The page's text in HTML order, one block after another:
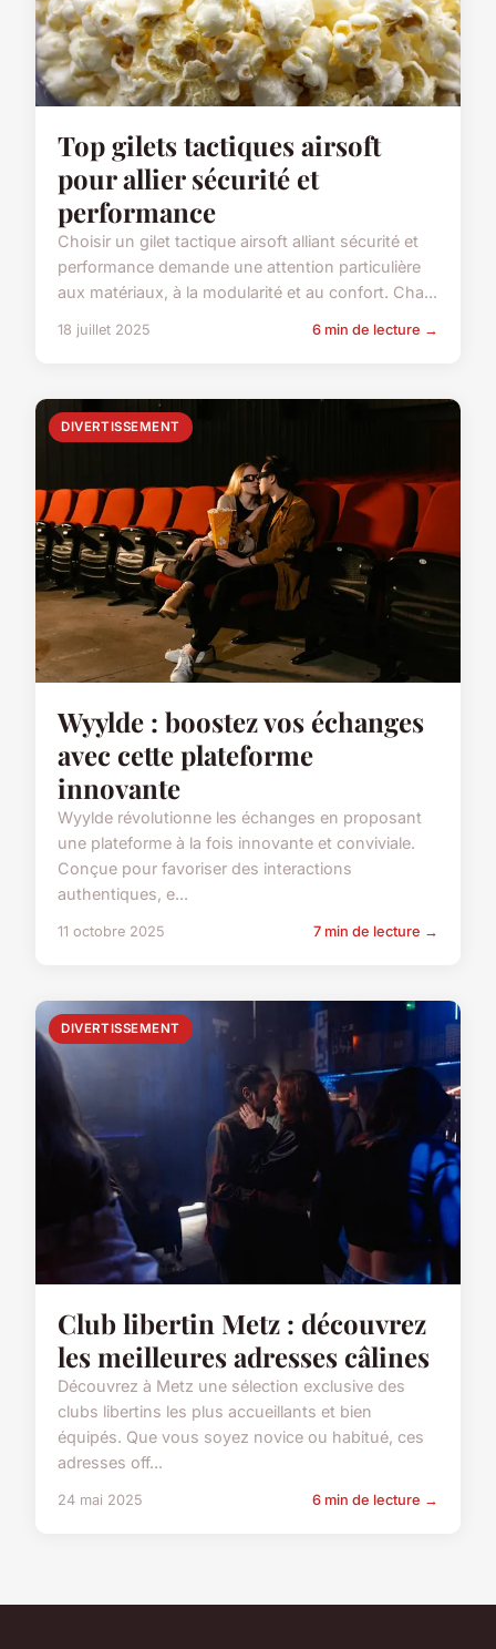
Top gilets tactiques airsoft
pour allier sécurité et
performance
Choisir un gilet tactique airsoft alliant sécurité et
performance demande une attention particulière
aux matériaux, à la modularité et au confort. Cha...
18 juillet 2025 6 min de lecture →
DIVERTISSEMENT
Wyylde : boostez vos échanges
avec cette plateforme
innovante
Wyylde révolutionne les échanges en proposant
une plateforme à la fois innovante et conviviale.
Conçue pour favoriser des interactions
authentiques, e...
11 octobre 2025 7 min de lecture →
DIVERTISSEMENT
Club libertin Metz : découvrez
les meilleures adresses câlines
Découvrez à Metz une sélection exclusive des
clubs libertins les plus accueillants et bien
équipés. Que vous soyez novice ou habitué, ces
adresses off...
24 mai 2025 6 min de lecture →